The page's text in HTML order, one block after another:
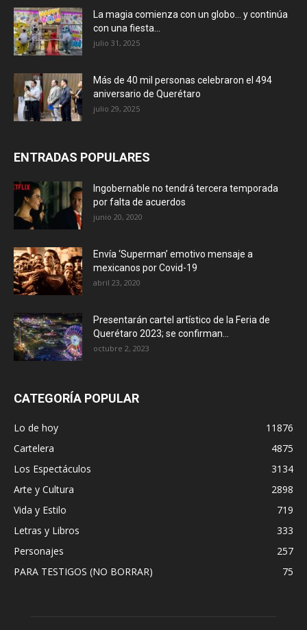
La magia comienza con un globo… y continúa
con una fiesta...
julio 31, 2025
Más de 40 mil personas celebraron el 494
aniversario de Querétaro
julio 29, 2025
ENTRADAS POPULARES
Ingobernable no tendrá tercera temporada
por falta de acuerdos
junio 20, 2020
Envía ‘Superman’ emotivo mensaje a
mexicanos por Covid-19
abril 23, 2020
Presentarán cartel artístico de la Feria de
Querétaro 2023; se confirman...
octubre 2, 2023
CATEGORÍA POPULAR
Lo de hoy
11876
Cartelera
4875
Los Espectáculos
3134
Arte y Cultura
2898
Vida y Estilo
719
Letras y Libros
333
Personajes
257
PARA TESTIGOS (NO BORRAR)
75